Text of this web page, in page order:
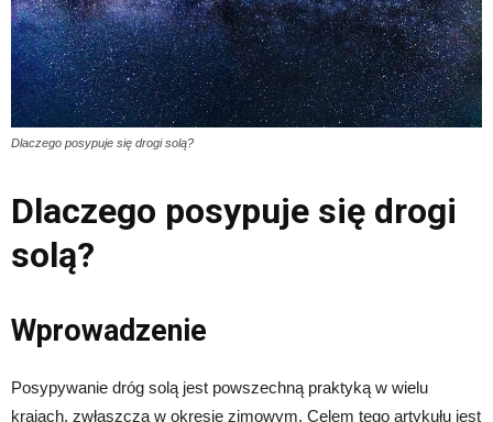
Dlaczego posypuje się drogi solą?
Dlaczego posypuje się drogi
solą?
Wprowadzenie
Posypywanie dróg solą jest powszechną praktyką w wielu
krajach, zwłaszcza w okresie zimowym. Celem tego artykułu jest